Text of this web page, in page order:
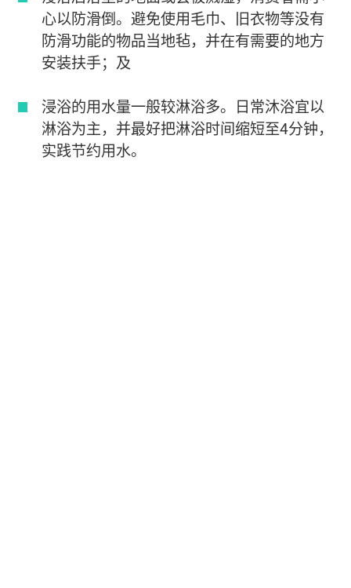
心以防滑倒。避免使用毛巾、旧衣物等没有
防滑功能的物品当地毡，并在有需要的地方
安装扶手；及
浸浴的用水量一般较淋浴多。日常沐浴宜以
淋浴为主，并最好把淋浴时间缩短至4分钟，
实践节约用水。